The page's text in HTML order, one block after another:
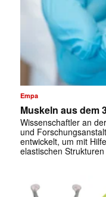
Empa
Muskeln aus dem
Wissenschaftler an
und
entwickelt, um mit
elastischen